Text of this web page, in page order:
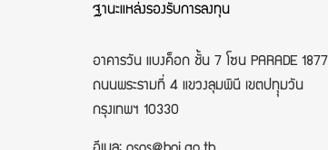
ฐานะแหล่งรองรับการลงทุน
อาคารวัน แบงค็อก ชั้น 7 โซน PARADE 1877
ถนนพระรามที่ 4 แขวงลุมพินี เขตปทุุมวัน
กรุงเทพฯ 10330